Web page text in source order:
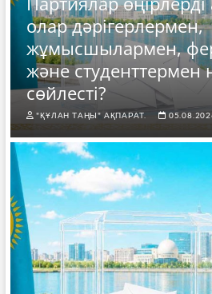
олар дәрігерлермен,
жұмысшылармен,
және студенттермен
сөйлесті?
"ҚҰЛАН ТАҢЫ" АҚПАРАТ.